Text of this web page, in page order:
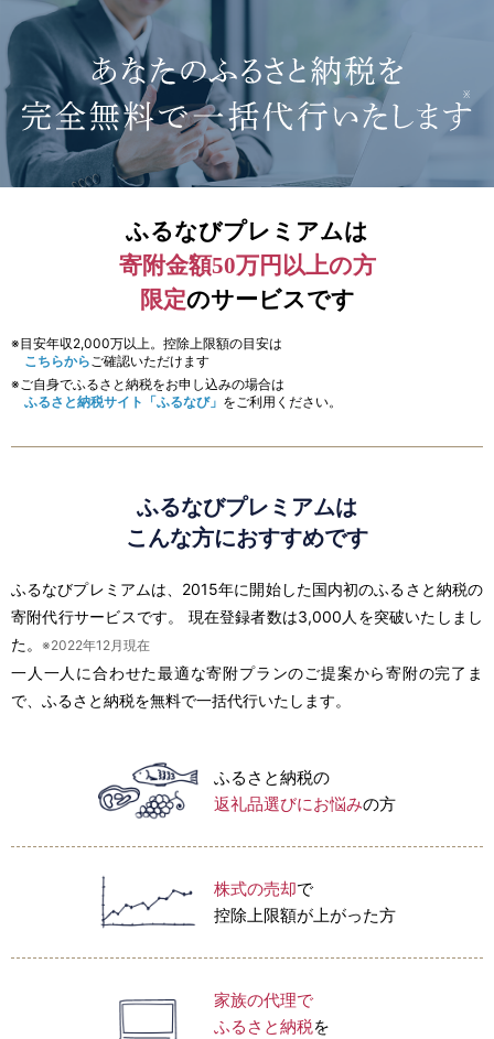
ふるなびプレミアムは
寄附金額50万円以上の方
限定のサービスです
※目安年収2,000万以上。控除上限額の目安は
こちらからご確認いただけます
※ご自身でふるさと納税をお申し込みの場合は
ふるさと納税サイト「ふるなび」 をご利用ください。
ふるなびプレミアムは
こんな方におすすめです
ふるなびプレミアムは、2015年に開始した国内初のふるさと納税の
寄附代行サービスです。
現在登録者数は3,000人を突破いたしまし
た。 ※2022年12月現在
一人一人に合わせた最適な寄附プランのご提案から寄附の完了ま
で、ふるさと納税を無料で一括代行いたします。
ふるさと納税の
返礼品選びにお悩みの方
株式の売却で
控除上限額が上がった方
家族の代理で
ふるさと納税を